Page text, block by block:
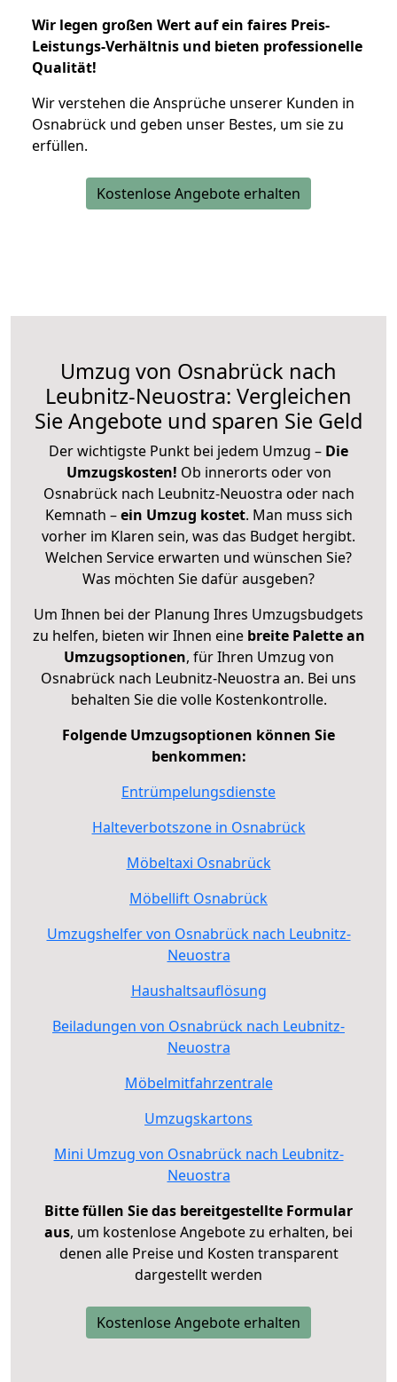
Wir legen großen Wert auf ein faires Preis-
Leistungs-Verhältnis und bieten professionelle
Qualität!
Wir verstehen die Ansprüche unserer Kunden in
Osnabrück und geben unser Bestes, um sie zu
erfüllen.
Kostenlose Angebote erhalten
Umzug von Osnabrück nach
Leubnitz-Neuostra: Vergleichen
Sie Angebote und sparen Sie Geld
Der wichtigste Punkt bei jedem Umzug – Die
Umzugskosten! Ob innerorts oder von
Osnabrück nach Leubnitz-Neuostra oder nach
Kemnath –ein Umzug kostet. Man muss sich
vorher im Klaren sein, was das Budget hergibt.
Welchen Service erwarten und wünschen Sie?
Was möchten Sie dafür ausgeben?
Um Ihnen bei der Planung Ihres Umzugsbudgets
zu helfen, bieten wir Ihnen eine breite Palette an
Umzugsoptionen, für Ihren Umzug von
Osnabrück nach Leubnitz-Neuostra an. Bei uns
behalten Sie die volle Kostenkontrolle.
Folgende Umzugsoptionen können Sie
benkommen:
Entrümpelungsdienste
Halteverbotszone in Osnabrück
Möbeltaxi Osnabrück
Möbellift Osnabrück
Umzugshelfer von Osnabrück nach Leubnitz-
Neuostra
Haushaltsauflösung
Beiladungen von Osnabrück nach Leubnitz-
Neuostra
Möbelmitfahrzentrale
Umzugskartons
Mini Umzug von Osnabrück nach Leubnitz-
Neuostra
Bitte füllen Sie das bereitgestellte Formular
aus, um kostenlose Angebote zu erhalten, bei
denen alle Preise und Kosten transparent
dargestellt werden
Kostenlose Angebote erhalten